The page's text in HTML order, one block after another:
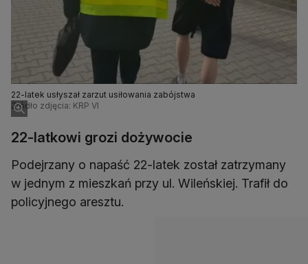
22-latek usłyszał zarzut usiłowania zabójstwa
Źródło zdjęcia: KRP VI
22-latkowi grozi dożywocie
Podejrzany o napaść 22-latek został zatrzymany
w jednym z mieszkań przy ul. Wileńskiej. Trafił do
policyjnego aresztu.